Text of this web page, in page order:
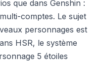
que dans Genshin :
comptes. Le sujet
personnages est
HSR, le système
5 étoiles